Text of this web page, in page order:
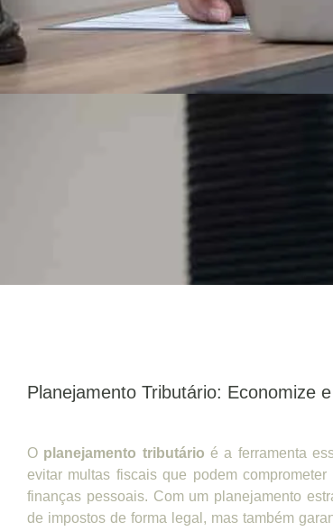
Planejamento Tributário: Economize
O planejamento tributário é a ferramenta
evitar multas fiscais que podem
finanças pessoais. Com um planejamento
de impostos de forma legal, mas também